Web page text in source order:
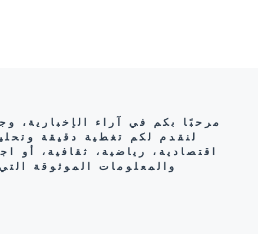
مرحبًا بكم في آراء الإخبارية،
لنقدم لكم تغطية دقيقة
اقتصادية، رياضية، ثقافية، أو
والمعلومات الموثوقة